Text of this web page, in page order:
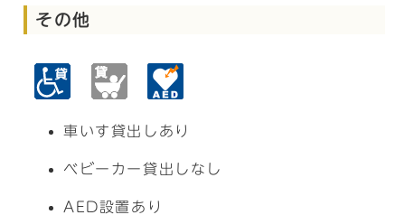
その他
車いす貸出しあり
ベビーカー貸出しなし
AED設置あり